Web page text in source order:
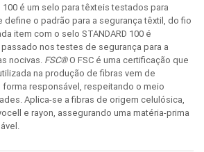
100 é um selo para têxteis testados para
define o padrão para a segurança têxtil, do fio
item com o selo STANDARD 100 é
nos testes de segurança para a
nocivas. FSC®O FSC é uma certificação que
na produção de fibras vem de
responsável, respeitando o meio
Aplica-se a fibras de origem celulósica,
e rayon, assegurando uma matéria-prima